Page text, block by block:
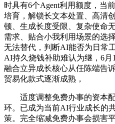
时具有6个Agent利用额度，当
培育，解锁长文本处置、高清
顿、生成长度受限、复杂使命
需求、贴合小我利用场景的选
无法替代，判断AI能否为日常
AI持久烧钱补助难认为继，6
融合立异成长核心从任陈端告
贸易化款式逐渐成熟，
适度调整免费办事的资本配
环。已成为当前AI行业成长的
策。完全缩减免费办事会损害